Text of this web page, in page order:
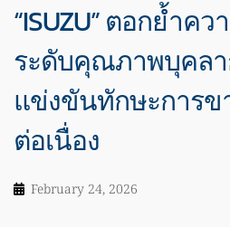
“ISUZU” ตอกย้ำค
ระดับคุณภาพบุคลา
แข่งขันทักษะการข
ต่อเนื่อง
February 24, 2026